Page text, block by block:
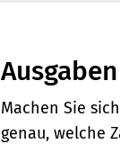
Machen Sie
genau, welche